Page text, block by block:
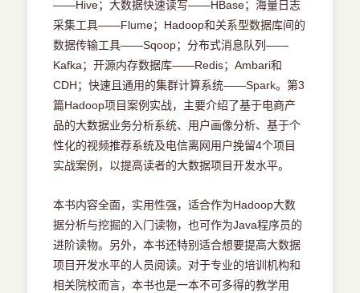
——Hive；大数据快速读写——HBase；海量日志
采集工具——Flume；Hadoop和关系型数据库间的
数据传输工具——Sqoop；分布式消息队列——
Kafka；开源内存数据库——Redis；Ambari和
CDH；快速且通用的集群计算系统——Spark。第3
篇Hadoop项目案例实战，主要介绍了基于电商产
品的大数据业务分析系统、用户画像分析、基于个
性化的视频推荐系统及电信离网用户挽留4个项目
实战案例，以提高读者的大数据项目开发水平。
本书内容全面，实用性强，适合作为Hadoop大数
据分析与挖掘的入门读物，也可作为Java程序员的
进阶读物。另外，本书还特别适合想要提高大数据
项目开发水平的人员阅读。对于专业的培训机构和
相关院校而言，本书也是一本不可多得的教学用